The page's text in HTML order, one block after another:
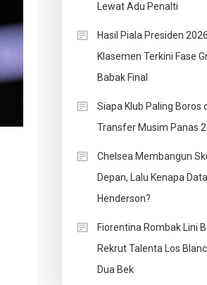
Lewat Adu Penalti
Hasil Piala Presiden
Klasemen Terkini Fase
Babak Final
Siapa Klub Paling Boros
Transfer Musim Panas
Chelsea Membangun
Depan, Lalu Kenapa
Henderson?
Fiorentina Rombak Lini
Rekrut Talenta Los
Dua Bek